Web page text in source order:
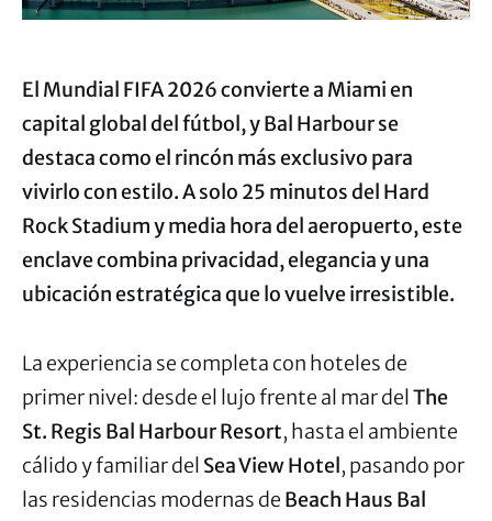
El Mundial FIFA 2026 convierte a Miami en
capital global del fútbol, y Bal Harbour se
destaca como el rincón más exclusivo para
vivirlo con estilo. A solo 25 minutos del Hard
Rock Stadium y media hora del aeropuerto, este
enclave combina privacidad, elegancia y una
ubicación estratégica que lo vuelve irresistible.
La experiencia se completa con hoteles de
primer nivel: desde el lujo frente al mar del The
St. Regis Bal Harbour Resort, hasta el ambiente
cálido y familiar del Sea View Hotel, pasando por
las residencias modernas de Beach Haus Bal